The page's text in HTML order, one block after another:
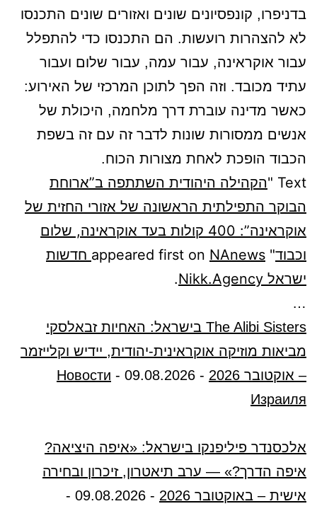
בדניפרו, קונפסיונים שונים ואזורים שונים התכנסו
לא להצהרות רועשות. הם התכנסו כדי להתפלל
עבור אוקראינה, עבור עמה, עבור שלום ועבור
עתיד מכובד. וזה הפך לתוכן המרכזי של האירוע:
כאשר מדינה עוברת דרך מלחמה, היכולת של
אנשים ממסורות שונות לדבר זה עם זה בשפת
הכבוד הופכת לאחת מצורות הכוח.
Text "
הקהילה היהודית השתתפה ב”ארוחת
הבוקר התפילתית הראשונה של אזורי החזית של
אוקראינה”: 400 קולות בעד אוקראינה, שלום
וכבוד" appeared first on
NAnews חדשות
ישראל Nikk.Agency
.
…
The Alibi Sisters בישראל: האחיות זבאלסקי
מביאות מוזיקה אוקראינית-יהודית, יידיש וקלייזמר
– אוקטובר 2026
-
09.08.2026
-
Новости
Израиля
אלכסנדר פיליפנקו בישראל: «איפה היציאה?
איפה הדרך?» — ערב תיאטרון, זיכרון ובחירה
אישית – באוקטובר 2026
-
09.08.2026
-